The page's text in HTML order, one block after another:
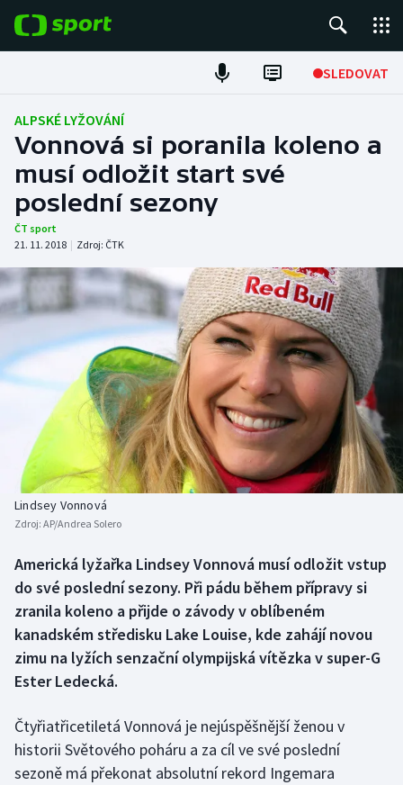
SLEDOVAT
Fotbal
Hokej
Tenis
Atletika
Cyklistika
DALŠÍ SPORTY
Americký fotbal
Baseball a softbal
Basketbal
Biatlon
Box
Curling
Dostihy
Florbal
Futsal
NEPŘEHLÉDNĚTE
Soutěže
Historické návraty
Aplikace ČT sport
ALPSKÉ LYŽOVÁNÍ
Vonnová si poranila koleno a
musí odložit start své
poslední sezony
ČT sport
21. 11. 2018 | Zdroj: ČTK
Lindsey Vonnová
Zdroj: AP/Andrea Solero
Americká lyžařka Lindsey Vonnová musí odložit vstup
do své poslední sezony. Při pádu během přípravy si
zranila koleno a přijde o závody v oblíbeném
kanadském středisku Lake Louise, kde zahájí novou
zimu na lyžích senzační olympijská vítězka v super-G
Ester Ledecká.
Čtyřiatřicetiletá Vonnová je nejúspěšnější ženou v
historii Světového poháru a za cíl ve své poslední
sezoně má překonat absolutní rekord Ingemara